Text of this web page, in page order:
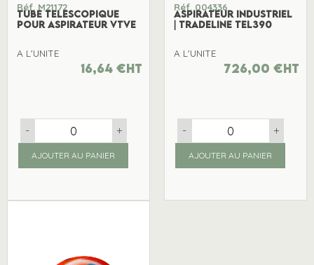
Réf. M21172
TUBE TELESCOPIQUE
POUR ASPIRATEUR VTVE
A L'UNITE
16,64€ht
- +
AJOUTER AU PANIER
Réf. 004336
ASPIRATEUR INDUSTRIEL
| TRADELINE TEL390
A L'UNITE
726,00€ht
- +
AJOUTER AU PANIER